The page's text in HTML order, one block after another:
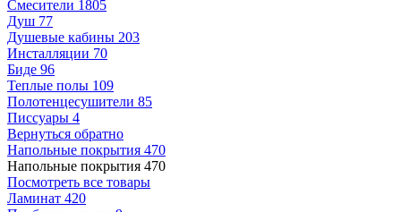
Смесители 1805
Душ 77
Душевые кабины 203
Инсталляции 70
Биде 96
Теплые полы 109
Полотенцесушители 85
Писсуары 4
Вернуться обратно
Напольные покрытия 470
Напольные покрытия 470
Посмотреть все товары
Ламинат 420